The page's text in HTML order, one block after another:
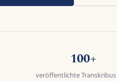
100+
veröffentlichte Transkribus